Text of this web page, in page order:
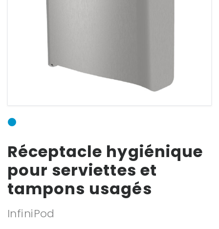
Réceptacle hygiénique
pour serviettes et
tampons usagés
InfiniPod
Mot de passe
oublié ?